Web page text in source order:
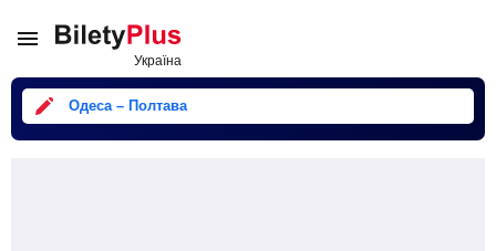
Одеса – Полтава